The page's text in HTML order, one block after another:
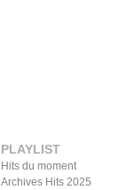
PLAYLIST
Hits du moment
Archives Hits 2025